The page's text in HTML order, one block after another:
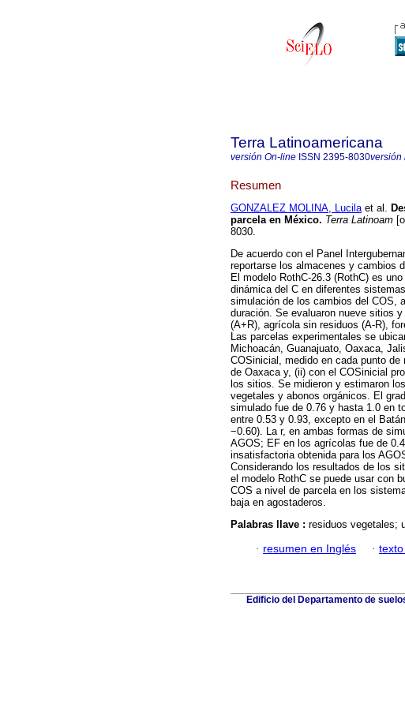
Terra Latinoamericana
versión On-line ISSN 2395-8030versión
Resumen
GONZALEZ MOLINA, Lucilaet al.
parcela en México. Terra Latinoam
8030.
De acuerdo con el Panel
reportarse los almacenes y cambios
El modelo RothC-26.3 (RothC) es
dinámica del C en diferentes
simulación de los cambios del COS,
duración. Se evaluaron nueve sitios
(A+R), agrícola sin residuos (A-R),
Las parcelas experimentales se
Michoacán, Guanajuato, Oaxaca,
COSinicial, medido en cada punto
de Oaxaca y, (ii) con el COSinicial
los sitios. Se midieron y estimaron
vegetales y abonos orgánicos. El
simulado fue de 0.76 y hasta 1.0 en
entre 0.53 y 0.93, excepto en el
−0.60). La r, en ambas formas de
AGOS; EF en los agrícolas fue de
insatisfactoria obtenida para los
Considerando los resultados de los
el modelo RothC se puede usar con
COS a nivel de parcela en los
baja en agostaderos.
Palabras llave : residuos vegetales;
· resumen en Inglés ·
Edificio del Departamento de